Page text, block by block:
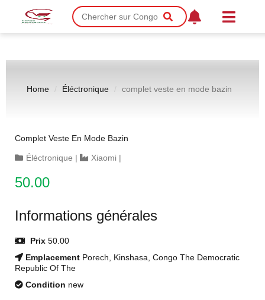
Home Éléctronique complet veste en mode bazin
Complet Veste En Mode Bazin
Éléctronique | Xiaomi |
50.00
Informations générales
Prix 50.00
Emplacement Porech, Kinshasa, Congo The Democratic
Republic Of The
Condition new